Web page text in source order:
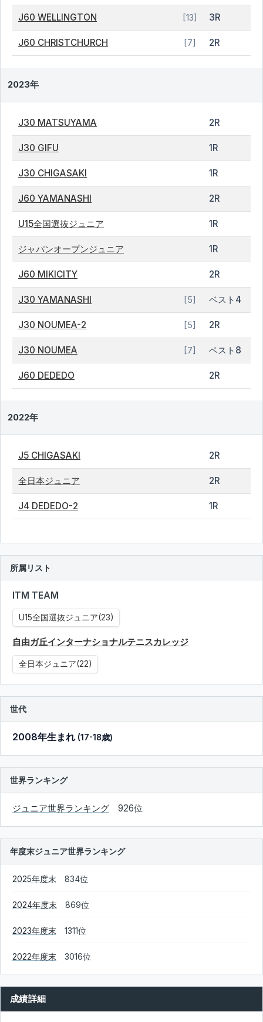
J60 WELLINGTON [13] 3R
J60 CHRISTCHURCH [7] 2R
2023年
J30 MATSUYAMA 2R
J30 GIFU 1R
J30 CHIGASAKI 1R
J60 YAMANASHI 2R
U15全国選抜ジュニア 1R
ジャパンオープンジュニア 1R
J60 MIKICITY 2R
J30 YAMANASHI [5] ベスト4
J30 NOUMEA-2 [5] 2R
J30 NOUMEA [7] ベスト8
J60 DEDEDO 2R
2022年
J5 CHIGASAKI 2R
全日本ジュニア 2R
J4 DEDEDO-2 1R
所属リスト
ITM TEAM
U15全国選抜ジュニア(23)
自由ガ丘インターナショナルテニスカレッジ
全日本ジュニア(22)
世代
2008年生まれ (17-18歳)
世界ランキング
ジュニア世界ランキング 926位
年度末ジュニア世界ランキング
2025年度末 834位
2024年度末 869位
2023年度末 1311位
2022年度末 3016位
成績詳細